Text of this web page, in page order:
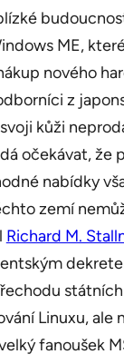
ME,
nového
z
kůži
očekávat, že
nabídky
zemí
Richard M.
Linuxu, ale
fanoušek